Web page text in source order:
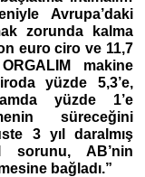
Avrupa’daki
zorunda kalma
euro ciro ve 11,7
makine
yüzde 5,3’e,
yüzde 1’e
süreceğini
3 yıl daralmış
sorunu, AB’nin
bağladı.”